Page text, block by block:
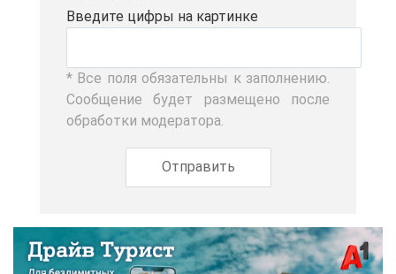
Вве­ди­те циф­ры на кар­тин­ке
* Все по­ля обя­за­тель­ны к за­пол­не­нию.
Со­об­ще­ние бу­дет раз­ме­ще­но по­сле
об­ра­бот­ки мо­де­ра­то­ра.